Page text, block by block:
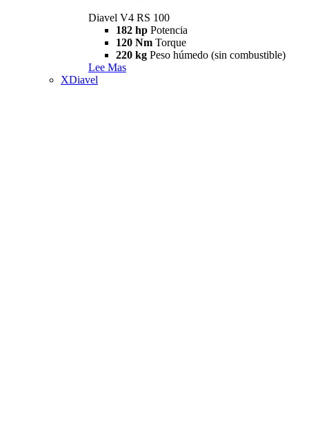
Diavel V4 RS 100
182 hp Potencia
120 Nm Torque
220 kg Peso húmedo (sin combustible)
Lee Mas
XDiavel